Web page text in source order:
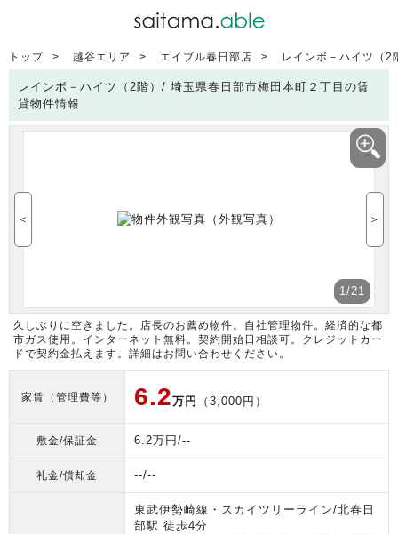
トップ 越谷エリア エイブル春日部店 レインボ－ハイツ（2
レインボ－ハイツ（2階）/ 埼玉県春日部市梅田本町２丁目の賃
貸物件情報
1/21
＜ ＞
久しぶりに空きました。店長のお薦め物件。自社管理物件。経済的な都
市ガス使用。インターネット無料。契約開始日相談可。クレジットカー
ドで契約金払えます。詳細はお問い合わせください。
家賃（管理費等） 6.2万円 （3,000円）
敷金/保証金 6.2万円/--
礼金/償却金 --/--
東武伊勢崎線・スカイツリーライン/北春日
部駅 徒歩4分